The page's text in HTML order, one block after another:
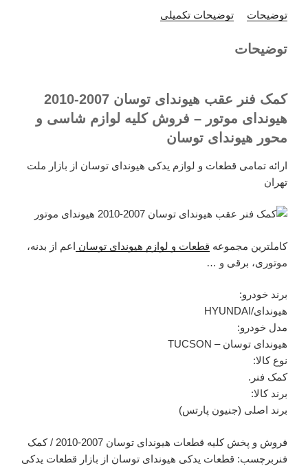
توضیحات توضیحات تکمیلی
توضیحات
کمک فنر عقب هیوندای توسان 2007-2010
هیوندای موتور – فروش کلیه لوازم شاسی و
محور هیوندای توسان
ارائه تمامی قطعات و لوازم یدکی هیوندای توسان از بازار ملت
تهران
کاملترین مجموعه قطعات و لوازم هیوندای توسان اعم از بدنه،
موتوری، برقی و …
برند خودرو:
هیوندای/HYUNDAI
مدل خودرو:
هیوندای توسان – TUCSON
نوع کالا:
کمک فنر.
برند کالا:
برند اصلی (جنیون پارتس)
فروش و پخش کلیه قطعات هیوندای توسان 2007-2010 / کمک
فنربرچسب: قطعات یدکی هیوندای توسان از بازار قطعات یدکی